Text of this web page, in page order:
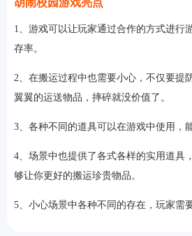
胡闹校园游戏亮点
1、游戏可以让玩家通过合作的方式进行
存率。
2、在搬运过程中也需要小心，不仅要提
翼翼的运送物品，摔碎就没价值了。
3、各种不同的道具可以在游戏中使用，
4、场景中也提供了各式各样的实用道具
够让你更好的搬运珍贵物品。
5、小心场景中各种不同的存在，玩家需